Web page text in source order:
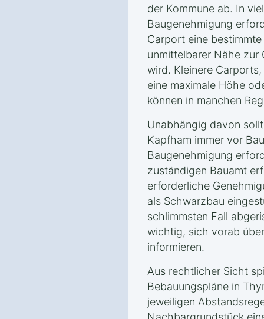
der Kommune ab. In
Baugenehmigung
Carport eine
unmittelbarer Nähe zur
wird. Kleinere
eine maximale Höhe
können in manchen
Unabhängig davon
Kapfham immer vor
Baugenehmigung
zuständigen Bauamt
erforderliche
als Schwarzbau
schlimmsten Fall
wichtig, sich vorab
informieren.
Aus rechtlicher Sicht
Bebauungspläne in
jeweiligen